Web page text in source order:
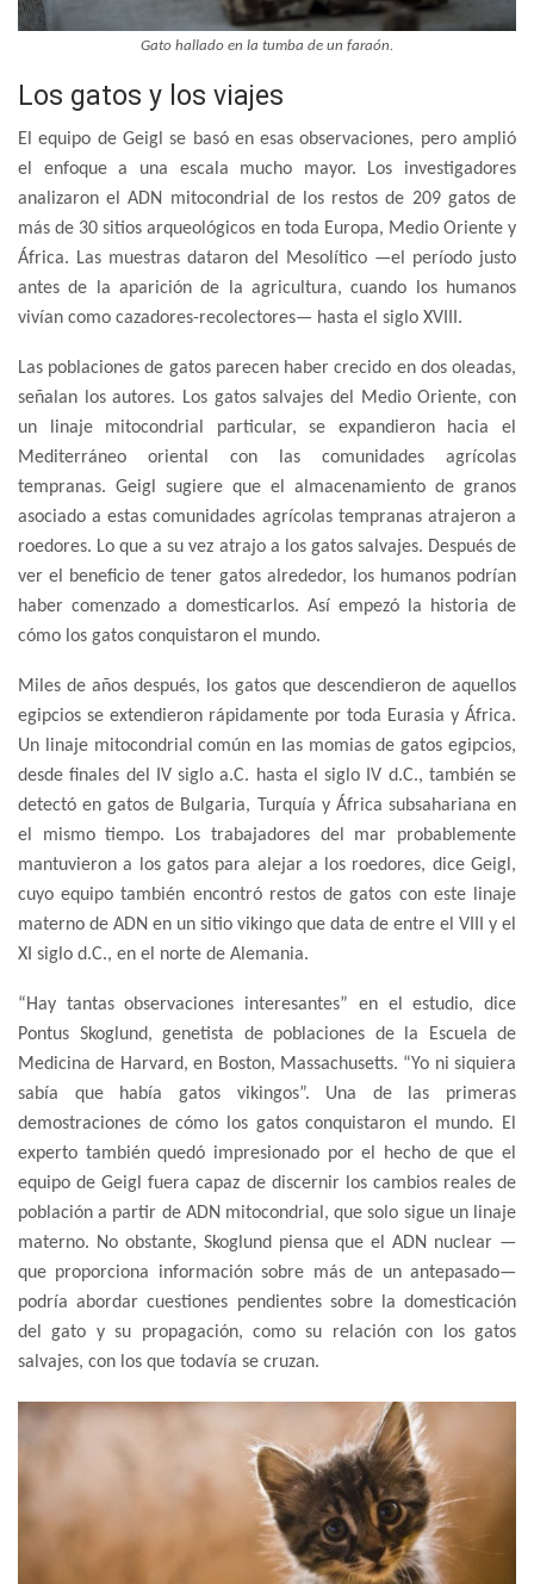
Gato hallado en la tumba de un faraón.
Los gatos y los viajes
El equipo de Geigl se basó en esas observaciones, pero amplió
el enfoque a una escala mucho mayor. Los investigadores
analizaron el ADN mitocondrial de los restos de 209 gatos de
más de 30 sitios arqueológicos en toda Europa, Medio Oriente y
África. Las muestras dataron del Mesolítico —el período justo
antes de la aparición de la agricultura, cuando los humanos
vivían como cazadores-recolectores— hasta el siglo XVIII.
Las poblaciones de gatos parecen haber crecido en dos oleadas,
señalan los autores. Los gatos salvajes del Medio Oriente, con
un linaje mitocondrial particular, se expandieron hacia el
Mediterráneo oriental con las comunidades agrícolas
tempranas. Geigl sugiere que el almacenamiento de granos
asociado a estas comunidades agrícolas tempranas atrajeron a
roedores. Lo que a su vez atrajo a los gatos salvajes. Después de
ver el beneficio de tener gatos alrededor, los humanos podrían
haber comenzado a domesticarlos. Así empezó la historia de
cómo los gatos conquistaron el mundo.
Miles de años después, los gatos que descendieron de aquellos
egipcios se extendieron rápidamente por toda Eurasia y África.
Un linaje mitocondrial común en las momias de gatos egipcios,
desde finales del IV siglo a.C. hasta el siglo IV d.C., también se
detectó en gatos de Bulgaria, Turquía y África subsahariana en
el mismo tiempo. Los trabajadores del mar probablemente
mantuvieron a los gatos para alejar a los roedores, dice Geigl,
cuyo equipo también encontró restos de gatos con este linaje
materno de ADN en un sitio vikingo que data de entre el VIII y el
XI siglo d.C., en el norte de Alemania.
“Hay tantas observaciones interesantes” en el estudio, dice
Pontus Skoglund, genetista de poblaciones de la Escuela de
Medicina de Harvard, en Boston, Massachusetts. “Yo ni siquiera
sabía que había gatos vikingos”. Una de las primeras
demostraciones de cómo los gatos conquistaron el mundo. El
experto también quedó impresionado por el hecho de que el
equipo de Geigl fuera capaz de discernir los cambios reales de
población a partir de ADN mitocondrial, que solo sigue un linaje
materno. No obstante, Skoglund piensa que el ADN nuclear —
que proporciona información sobre más de un antepasado—
podría abordar cuestiones pendientes sobre la domesticación
del gato y su propagación, como su relación con los gatos
salvajes, con los que todavía se cruzan.